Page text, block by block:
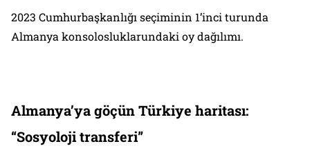
2023 Cumhurbaşkanlığı seçiminin 1’inci turunda
Almanya konsolosluklarundaki oy dağılımı.
Almanya’ya göçün Türkiye haritası:
“Sosyoloji transferi”